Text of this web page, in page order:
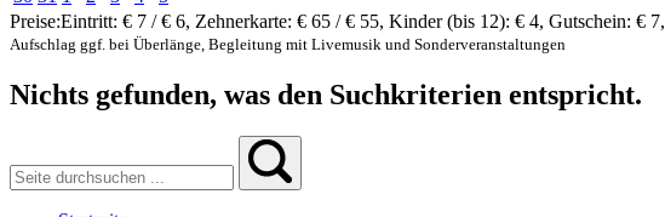
Preise:Eintritt: € 7 / € 6, Zehnerkarte: € 65 / € 55, Kinder (bis 12): € 4, Gutschein: € 7,
Aufschlag ggf. bei Überlänge, Begleitung mit Livemusik und Sonderveranstaltungen
Nichts gefunden, was den Suchkriterien entspricht.